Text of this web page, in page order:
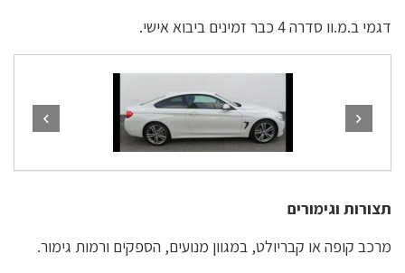
דגמי ב.מ.וו סדרה 4 כבר זמינים ביבוא אישי.
תצורות וגימורים
מרכב קופה או קבריולט, במגוון מנועים, הספקים ורמות גימור.